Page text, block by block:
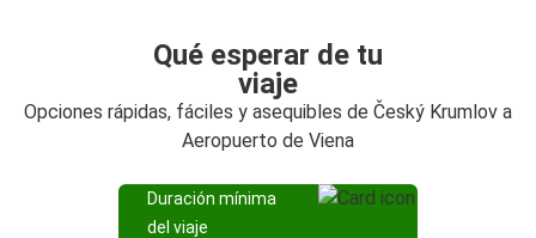
Qué esperar de tu
viaje
Opciones rápidas, fáciles y asequibles de Český Krumlov a
Aeropuerto de Viena
Duración mínima
del viaje